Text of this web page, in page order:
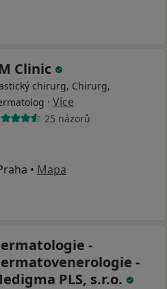
Clinic
chirurg, Chirurg,
· Více
25 názorů
• Mapa
-
-
PLS, s.r.o.